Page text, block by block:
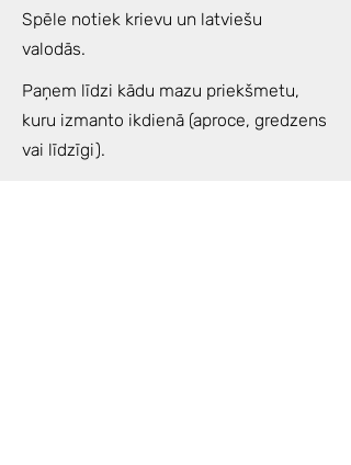
Spēle notiek krievu un latviešu
valodās.
Paņem līdzi kādu mazu priekšmetu,
kuru izmanto ikdienā (aproce, gredzens
vai līdzīgi).